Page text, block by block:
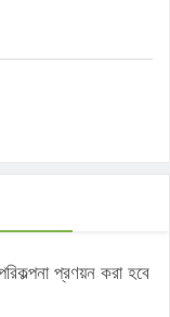
প্রণয়ন করা হবে